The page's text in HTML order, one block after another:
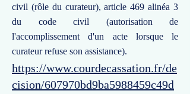
civil (rôle du curateur), article 469 alinéa 3
du code civil (autorisation de
l'accomplissement d'un acte lorsque le
curateur refuse son assistance).
https://www.courdecassation.fr/de
cision/607970bd9ba5988459c49d